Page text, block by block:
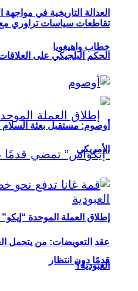
العدالة التاريخية في
الحكم البلجيكي على العلاقات
قدمًا دون انتظار
تقاطعات سياسات تراوري مع
خطاب واهيغويا
أوصوم: مستقبل بعثة
الأمريكي
عقد التعويضات: من يتحمل
العبودية؟